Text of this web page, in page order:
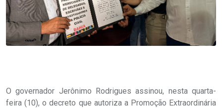
O governador Jerônimo Rodrigues assinou, nesta quarta-
feira (10), o decreto que autoriza a Promoção Extraordinária